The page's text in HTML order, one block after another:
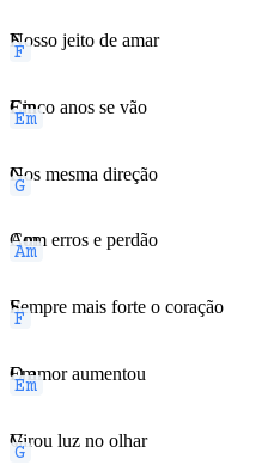
F
Nosso jeito de amar
Em
Cinco anos se vão
G
Nos mesma direção
Am
Com erros e perdão
F
Sempre mais forte o coração
Em
O amor aumentou
G
Virou luz no olhar